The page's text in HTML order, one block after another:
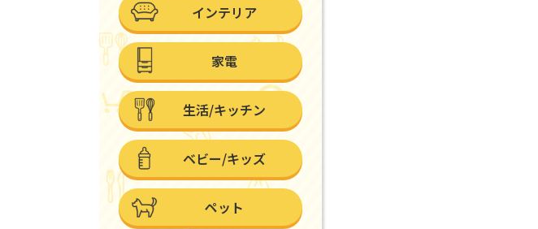
インテリア
家電
生活/キッチン
ベビー/キッズ
ペット